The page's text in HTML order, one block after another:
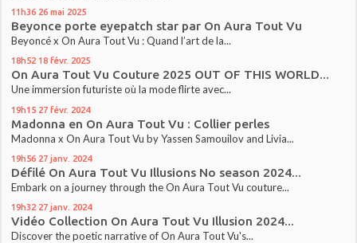
11h36 26 mai 2025
Beyonce porte eyepatch star par On Aura Tout Vu
Beyoncé x On Aura Tout Vu : Quand l’art de la...
18h52 18 févr. 2025
On Aura Tout Vu Couture 2025 OUT OF THIS WORLD...
Une immersion futuriste où la mode flirte avec...
19h15 27 févr. 2024
Madonna en On Aura Tout Vu : Collier perles
Madonna x On Aura Tout Vu by Yassen Samouilov and Livia...
19h56 27 janv. 2024
Défilé On Aura Tout Vu Illusions No season 2024...
Embark on a journey through the On Aura Tout Vu couture...
19h32 27 janv. 2024
Vidéo Collection On Aura Tout Vu Illusion 2024...
Discover the poetic narrative of On Aura Tout Vu's...